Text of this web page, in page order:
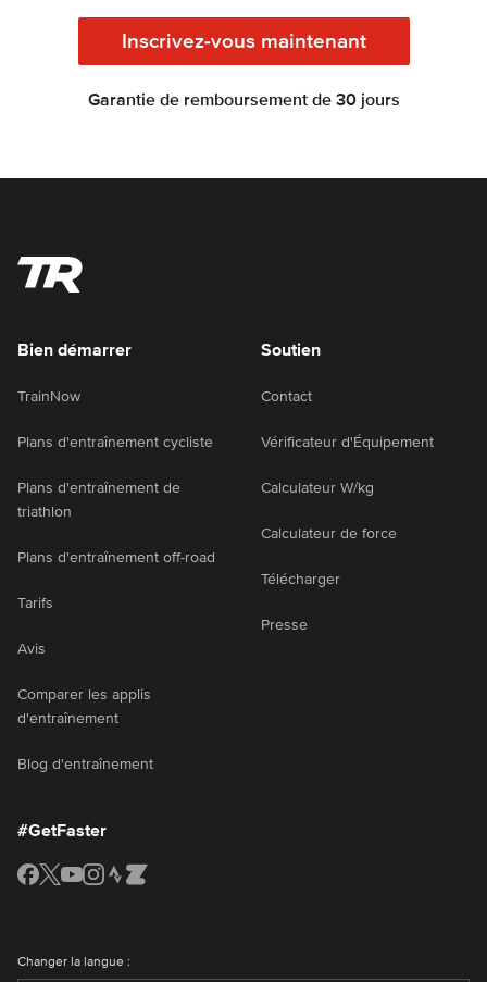
Inscrivez-vous maintenant
Garantie de remboursement de 30 jours
Bien démarrer
TrainNow
Plans d'entraînement cycliste
Plans d'entraînement de
triathlon
Plans d'entraînement off-road
Tarifs
Avis
Comparer les applis
d'entraînement
Blog d'entraînement
Soutien
Contact
Vérificateur d'Équipement
Calculateur W/kg
Calculateur de force
Télécharger
Presse
#GetFaster
Changer la langue :